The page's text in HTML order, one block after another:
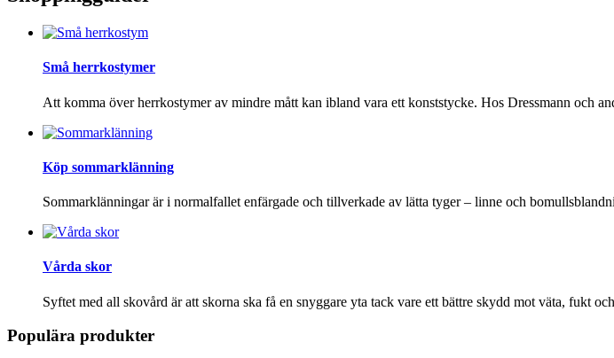
Små herrkostymer
Att komma över herrkostymer av mindre mått kan ibland vara ett konststycke. Hos Dressmann och
Köp sommarklänning
Sommarklänningar är i normalfallet enfärgade och tillverkade av lätta tyger – linne och
Vårda skor
Syftet med all skovård är att skorna ska få en snyggare yta tack vare ett bättre skydd mot väta, fukt
Populära produkter